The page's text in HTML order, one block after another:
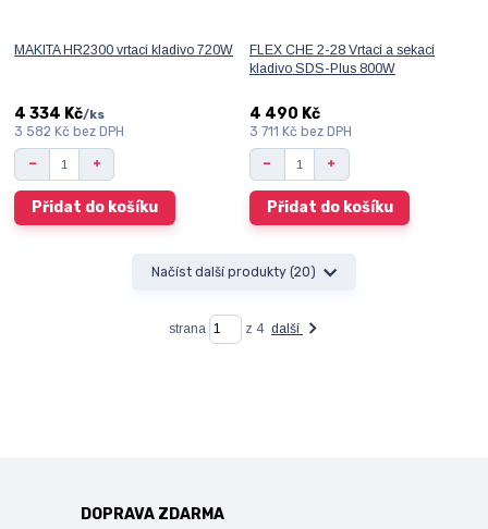
MAKITA HR2300 vrtací kladivo 720W
4 334 Kč/ks
3 582 Kč bez DPH
Přidat do košíku
FLEX CHE 2-28 Vrtací a sekací
kladivo SDS-Plus 800W
4 490 Kč
3 711 Kč bez DPH
Přidat do košíku
Načíst další produkty (20)
strana z 4 další
DOPRAVA ZDARMA